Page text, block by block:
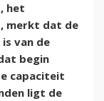
het
merkt dat de
van de
begin
capaciteit
ligt de